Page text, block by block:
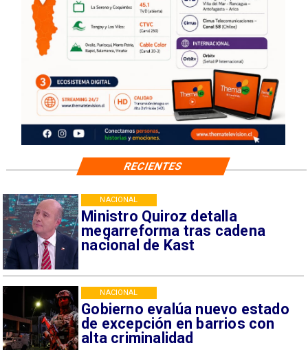
Ministro Quiroz detalla
megarreforma tras cadena
nacional de Kast
NACIONAL
Gobierno evalúa nuevo estado
de excepción en barrios con
alta criminalidad
NACIONAL
RECIENTES